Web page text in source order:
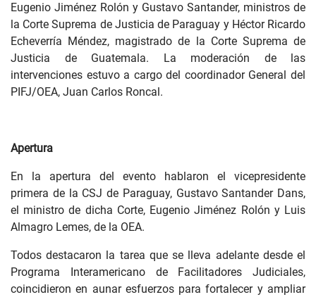
Eugenio Jiménez Rolón y Gustavo Santander, ministros de
la Corte Suprema de Justicia de Paraguay y Héctor Ricardo
Echeverría Méndez, magistrado de la Corte Suprema de
Justicia de Guatemala. La moderación de las
intervenciones estuvo a cargo del coordinador General del
PIFJ/OEA, Juan Carlos Roncal.
Apertura
En la apertura del evento hablaron el vicepresidente
primera de la CSJ de Paraguay, Gustavo Santander Dans,
el ministro de dicha Corte, Eugenio Jiménez Rolón y Luis
Almagro Lemes, de la OEA.
Todos destacaron la tarea que se lleva adelante desde el
Programa Interamericano de Facilitadores Judiciales,
coincidieron en aunar esfuerzos para fortalecer y ampliar